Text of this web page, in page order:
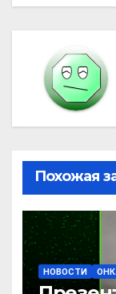
Похожая
НОВОСТИ